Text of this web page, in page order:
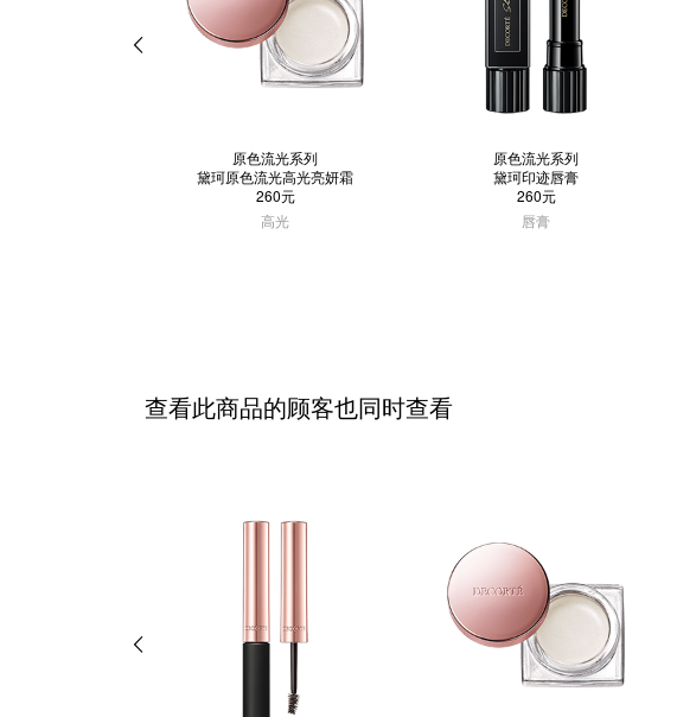
原色流光系列
黛珂原色流光高光亮妍霜
260元
高光
原色流光系列
黛珂印迹唇膏
260元
唇膏
查看此商品的顾客也同时查看